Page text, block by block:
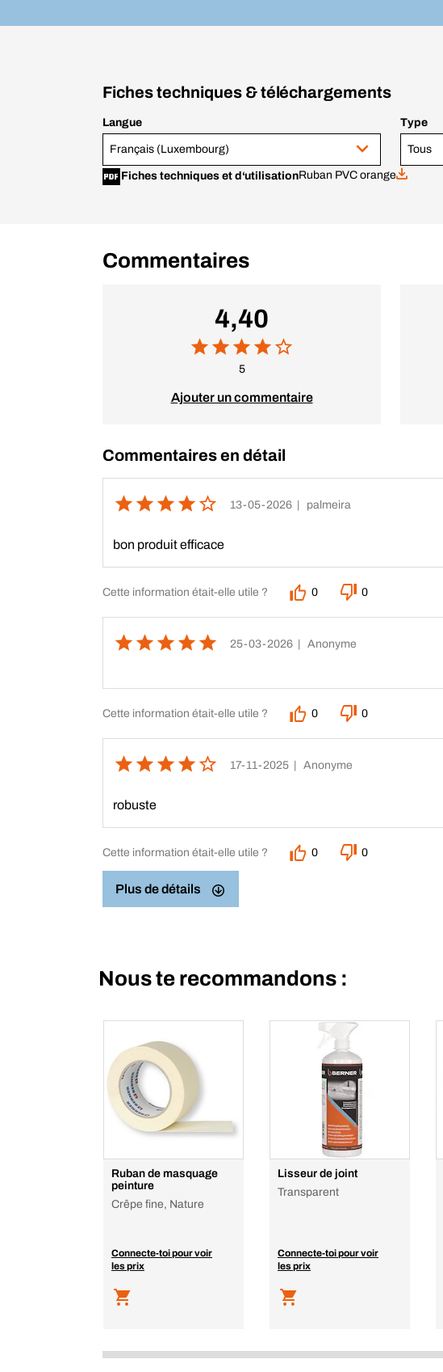
Fiches techniques & téléchargements
Langue
Français (Luxembourg)
Type
Tous
Fiches techniques et d‘utilisationRuban PVC orange
Commentaires
4,40
5
Ajouter un commentaire
Commentaires en détail
13-05-2026 | palmeira
bon produit efficace
Cette information était-elle utile ? 0 0
25-03-2026 | Anonyme
Cette information était-elle utile ? 0 0
17-11-2025 | Anonyme
robuste
Cette information était-elle utile ? 0 0
Plus de détails
Nous te recommandons :
Ruban de masquage
peinture
Crêpe fine, Nature
Connecte-toi pour voir
les prix
Lisseur de joint
Transparent
Connecte-toi pour voir
les prix